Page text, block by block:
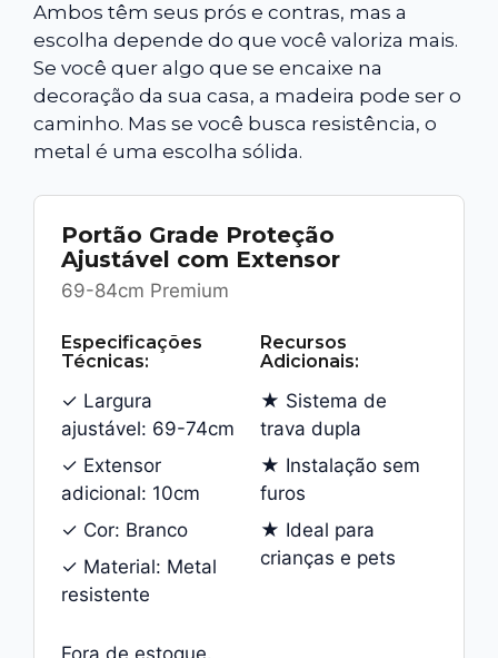
Ambos têm seus prós e contras, mas a
escolha depende do que você valoriza mais.
Se você quer algo que se encaixe na
decoração da sua casa, a madeira pode ser o
caminho. Mas se você busca resistência, o
metal é uma escolha sólida.
Portão Grade Proteção
Ajustável com Extensor
69-84cm Premium
Especificações
Técnicas:
✓ Largura
ajustável: 69-74cm
✓ Extensor
adicional: 10cm
✓ Cor: Branco
✓ Material: Metal
resistente
Recursos
Adicionais:
★ Sistema de
trava dupla
★ Instalação sem
furos
★ Ideal para
crianças e pets
Fora de estoque.